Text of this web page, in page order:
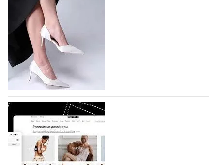
подано 1047 заявок
На участие в седьмой Московской неделе моды,
которая пройдет в российской столице с 26 сентября
по 1 октября, уже подано 1047 заявок. Примерно
половину из них (494) прислали дизайнеры,
коллекции которых не были представлены в…
07.08.2026 692
BALLINA представит свои новинки на Euro
Shoes
Компания BALLINA Guangzhou Lihuang Footwear
Co., Ltd., основанная в 2011 году и расположенная в